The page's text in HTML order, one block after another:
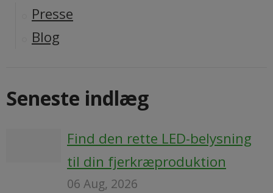
Presse
Blog
Seneste indlæg
Find den rette LED-belysning
til din fjerkræproduktion
06 Aug, 2026